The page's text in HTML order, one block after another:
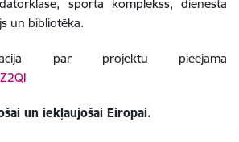
sporta komplekss, dienesta
un bibliotēka.
par projektu pieejama
un iekļaujošai Eiropai.